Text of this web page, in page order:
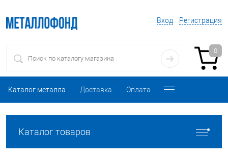
Вход Регистрация
0
Каталог металла Доставка Оплата
Каталог товаров